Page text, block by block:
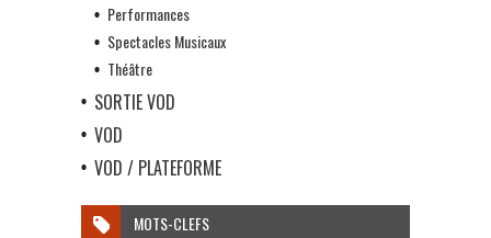
Performances
Spectacles Musicaux
Théâtre
SORTIE VOD
VOD
VOD / PLATEFORME
MOTS-CLEFS